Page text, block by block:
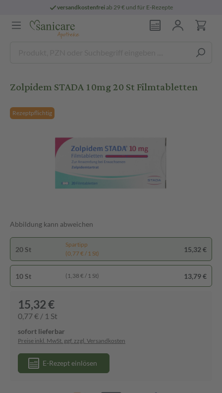
versandkostenfreiab 29 € und für E-Rezepte
Zolpidem STADA 10mg 20 St Filmtabletten
Rezeptpflichtig
Abbildung kann abweichen
20 St
Spartipp
(0,77 € / 1 St)
15,32 €
10 St (1,38 € / 1 St) 13,79 €
15,32 €
0,77 € / 1 St
sofort lieferbar
Preise inkl. MwSt. ggf. zzgl. Versandkosten
E-Rezept einlösen